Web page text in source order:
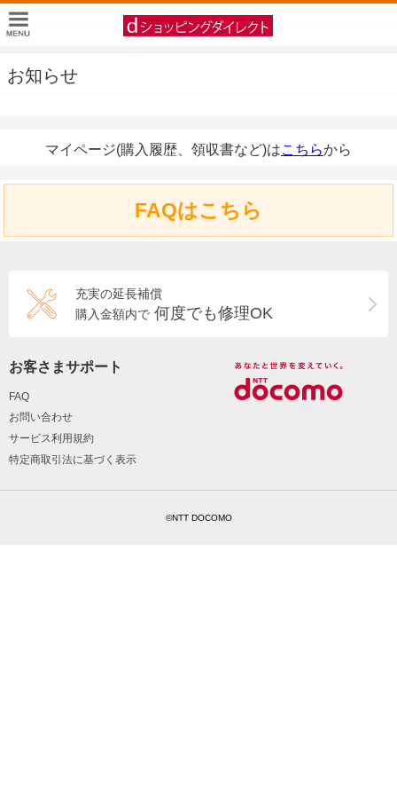
お知らせ
マイページ(購入履歴、領収書など)はこちらから
FAQはこちら
充実の延長補償
購入金額内で 何度でも修理OK
お客さまサポート
FAQ
お問い合わせ
サービス利用規約
特定商取引法に基づく表示
©NTT DOCOMO